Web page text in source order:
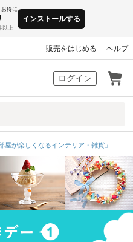
得に
以上
インストールする
販売をはじめる ヘルプ
ログイン
屋が楽しくなるインテリア・雑貨」